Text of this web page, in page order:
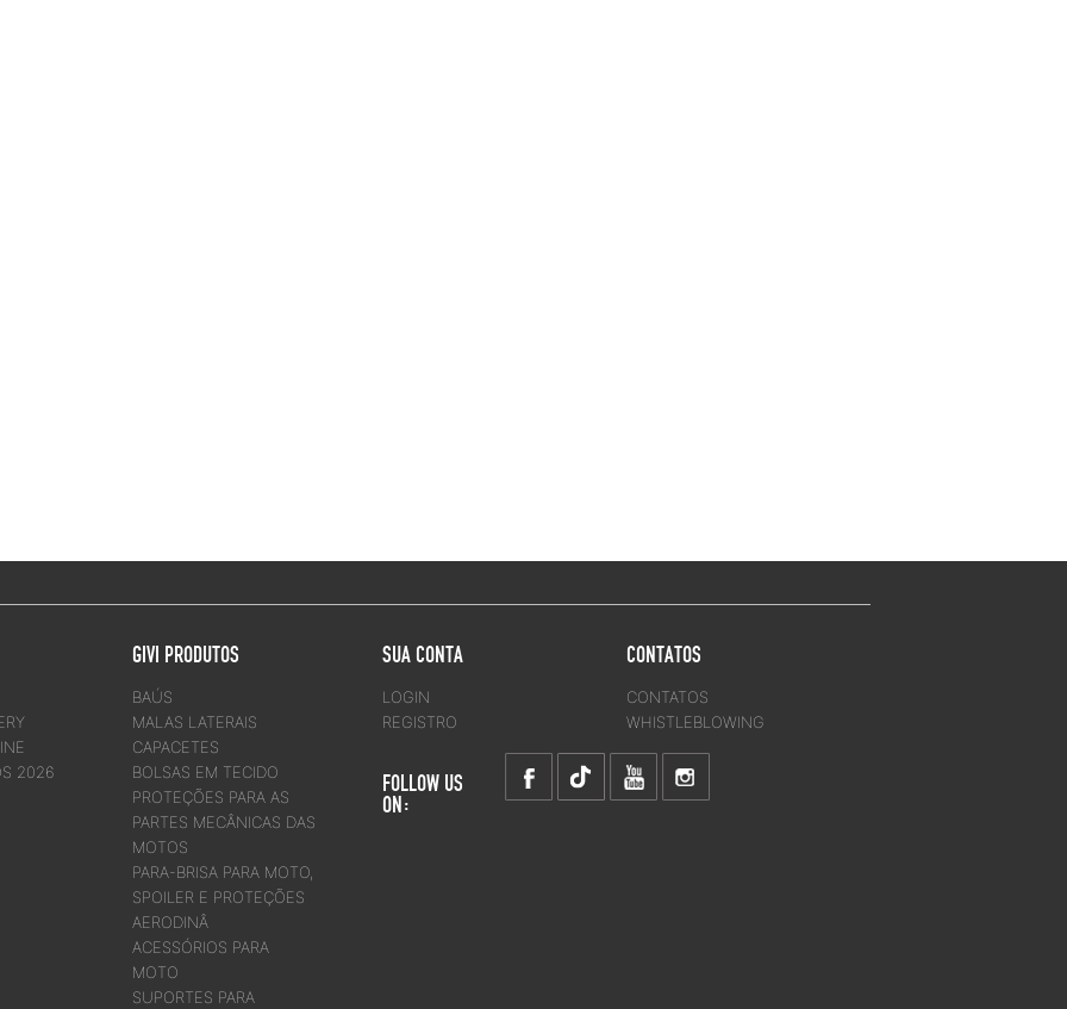
2026
GIVI PRODUTOS
BAÚS
MALAS LATERAIS
CAPACETES
BOLSAS EM TECIDO
PROTEÇÕES PARA AS
PARTES MECÂNICAS DAS
MOTOS
PARA-BRISA PARA MOTO,
SPOILER E PROTEÇÕES
AERODINÂ
ACESSÓRIOS PARA
MOTO
SUPORTES PARA
SUA CONTA
LOGIN
REGISTRO
CONTATOS
CONTATOS
WHISTLEBLOWING
FOLLOW US
ON: